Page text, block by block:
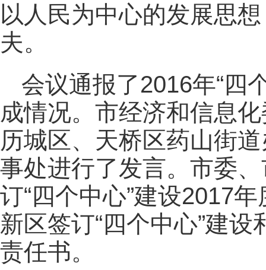
以人民为中心的发展思
夫。
会议通报了2016年“四
成情况。市经济和信息
历城区、天桥区药山街
事处进行了发言。市委
订“四个中心”建设2017
新区签订“四个中心”建设
责任书。